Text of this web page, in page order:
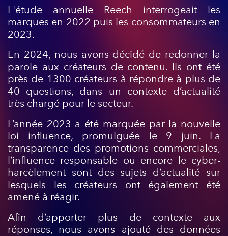
L'étude annuelle Reech interrogeait les
marques en 2022 puis les consommateurs en
2023.
En 2024, nous avons décidé de redonner la
parole aux créateurs de contenu. Ils ont été
près de 1300 créateurs à répondre à plus de
40 questions, dans un contexte d’actualité
très chargé pour le secteur.
L’année 2023 a été marquée par la nouvelle
loi influence, promulguée le 9 juin. La
transparence des promotions commerciales,
l’influence responsable ou encore le cyber-
harcèlement sont des sujets d’actualité sur
lesquels les créateurs ont également été
amené à réagir.
Afin d’apporter plus de contexte aux
réponses, nous avons ajouté des données